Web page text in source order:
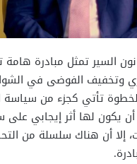
السير تمثل مبادرة
وتخفيف الفوضى في
تأتي كجزء من سياسة
أن يكون لها أثر إيجابي على
إلا أن هناك سلسلة من